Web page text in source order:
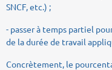
SNCF, etc.) ;
- passer à temps partiel
de la durée de travail
Concrètement, le